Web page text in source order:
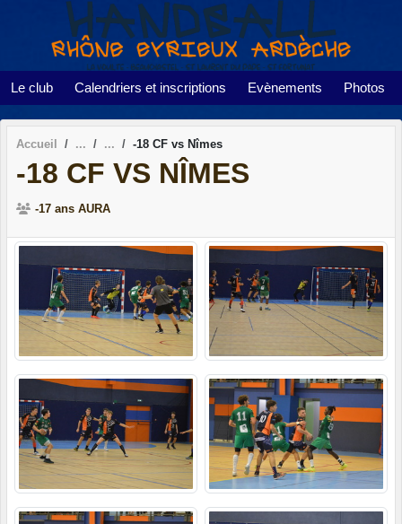
Le club Calendriers et inscriptions Evènements Photos
Accueil -18 CF vs Nîmes
-18 CF VS NÎMES
-17 ans AURA
Panneau de gestion des cookies